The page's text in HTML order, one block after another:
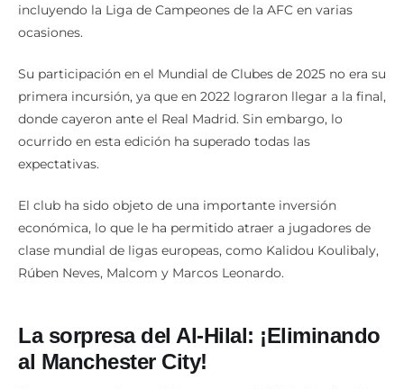
incluyendo la Liga de Campeones de la AFC en varias
ocasiones.
Su participación en el Mundial de Clubes de 2025 no era su
primera incursión, ya que en 2022 lograron llegar a la final,
donde cayeron ante el Real Madrid. Sin embargo, lo
ocurrido en esta edición ha superado todas las
expectativas.
El club ha sido objeto de una importante inversión
económica, lo que le ha permitido atraer a jugadores de
clase mundial de ligas europeas, como Kalidou Koulibaly,
Rúben Neves, Malcom y Marcos Leonardo.
La sorpresa del Al-Hilal: ¡Eliminando
al Manchester City!